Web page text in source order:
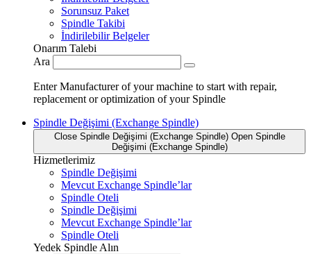
Sorunsuz Paket
Spindle Takibi
İndirilebilir Belgeler
Onarım Talebi
Ara
Enter Manufacturer of your machine to start with repair,
replacement or optimization of your Spindle
Spindle Değişimi (Exchange Spindle)
Close Spindle Değişimi (Exchange Spindle) Open Spindle
Değişimi (Exchange Spindle)
Hizmetlerimiz
Spindle Değişimi
Mevcut Exchange Spindle’lar
Spindle Oteli
Spindle Değişimi
Mevcut Exchange Spindle’lar
Spindle Oteli
Yedek Spindle Alın